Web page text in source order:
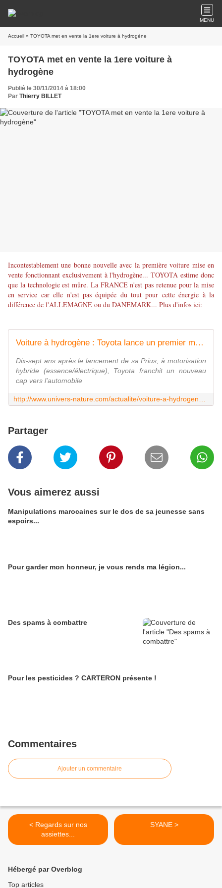
MENU
Accueil » TOYOTA met en vente la 1ere voiture à hydrogène
TOYOTA met en vente la 1ere voiture à
hydrogène
Publié le 30/11/2014 à 18:00
Par Thierry BILLET
Incontestablement une bonne nouvelle avec la première voiture mise en
vente fonctionnant exclusivement à l'hydrogène... TOYOTA estime donc
que la technologie est mûre. La FRANCE n'est pas retenue pour la mise
en service car elle n'est pas équipée du tout pour cette énergie à la
différence de l'ALLEMAGNE ou du DANEMARK... Plus d'infos ici:
Voiture à hydrogène : Toyota lance un premier modèle
Dix-sept ans après le lancement de sa Prius, à motorisation
hybride (essence/électrique), Toyota franchit un nouveau
cap vers l'automobile
Partager
Vous aimerez aussi
Manipulations marocaines sur le dos de sa jeunesse sans
espoirs...
Pour garder mon honneur, je vous rends ma légion...
Des spams à combattre
Pour les pesticides ? CARTERON présente !
Commentaires
Ajouter un commentaire
< Regards sur nos
assiettes...
SYANE >
Hébergé par Overblog
Top articles